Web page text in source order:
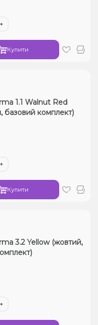
+
Купити
1.1 Walnut Red
базовий комплект)
+
Купити
3.2 Yellow (жовтий,
+